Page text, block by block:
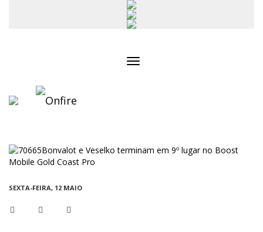
SEXTA-FEIRA, 12 MAIO